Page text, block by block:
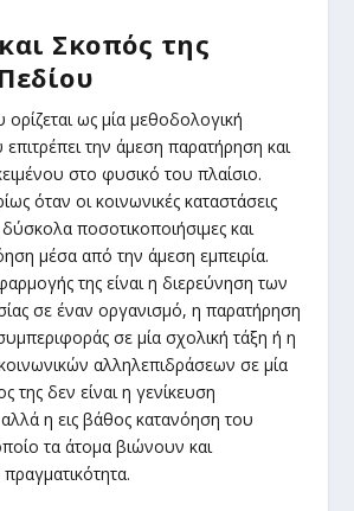
Σκοπός της
ως μία μεθοδολογική
την άμεση παρατήρηση και
στο φυσικό του πλαίσιο.
όταν οι κοινωνικές καταστάσεις
δύσκολα ποσοτικοποιήσιμες και
μέσα από την άμεση εμπειρία.
της είναι η διερεύνηση των
σε έναν οργανισμό, η παρατήρηση
σε μία σχολική τάξη ή η
αλληλεπιδράσεων σε μία
της δεν είναι η γενίκευση
η εις βάθος κατανόηση του
τα άτομα βιώνουν και